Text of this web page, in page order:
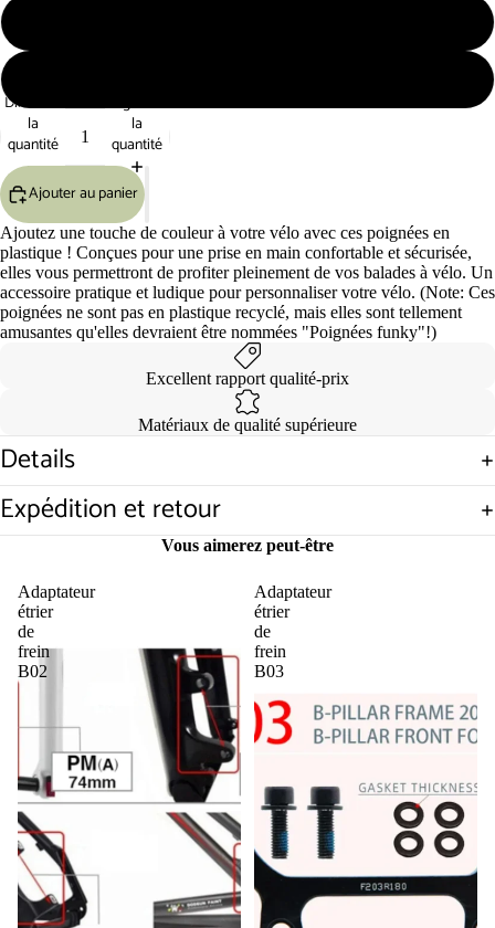
Diminuer
la
quantité
Augmenter
la
quantité
Ajouter au panier
Ajoutez une touche de couleur à votre vélo avec ces poignées en
plastique ! Conçues pour une prise en main confortable et sécurisée,
elles vous permettront de profiter pleinement de vos balades à vélo. Un
accessoire pratique et ludique pour personnaliser votre vélo. (Note: Ces
poignées ne sont pas en plastique recyclé, mais elles sont tellement
amusantes qu'elles devraient être nommées "Poignées funky"!)
Excellent rapport qualité-prix
Matériaux de qualité supérieure
Details
Expédition et retour
Vous aimerez peut-être
Adaptateur
étrier
de
frein
B02
Adaptateur
étrier
de
frein
B03